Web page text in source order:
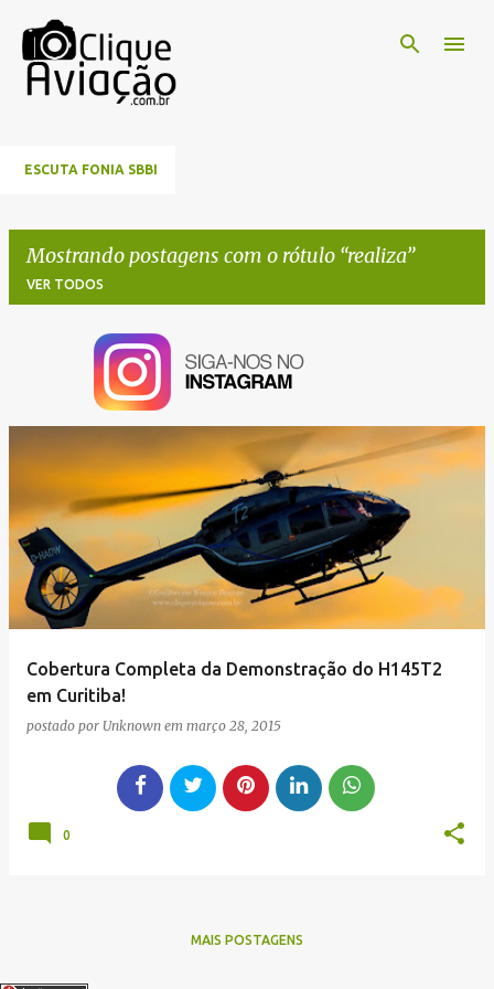
ESCUTA FONIA SBBI
Mostrando postagens com o rótulo realiza
VER TODOS
s
t
g
e
Cobertura Completa da Demonstração do H145T2
em Curitiba!
postado por Unknown em março 28, 2015
0
MAIS POSTAGENS